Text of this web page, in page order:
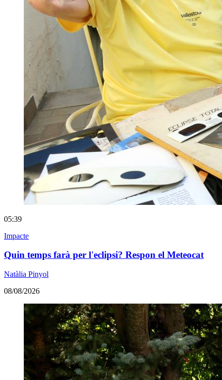
05:39
Impacte
Quin temps farà per l'eclipsi? Respon el Meteocat
Natàlia Pinyol
08/08/2026